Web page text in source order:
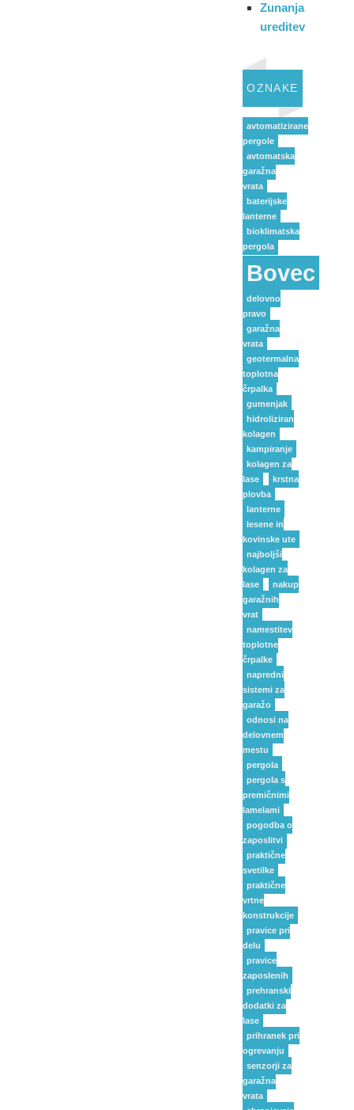
Zunanja
ureditev
OZNAKE
avtomatizirane
pergole
avtomatska
garažna
vrata
baterijske
lanterne
bioklimatska
pergola
Bovec
delovno
pravo
garažna
vrata
geotermalna
toplotna
črpalka
gumenjak
hidroliziran
kolagen
kampiranje
kolagen za
lase
krstna
plovba
lanterne
lesene in
kovinske ute
najboljši
kolagen za
lase
nakup
garažnih
vrat
namestitev
toplotne
črpalke
napredni
sistemi za
garažo
odnosi na
delovnem
mestu
pergola
pergola s
premičnimi
lamelami
pogodba o
zaposlitvi
praktične
svetilke
praktične
vrtne
konstrukcije
pravice pri
delu
pravice
zaposlenih
prehranski
dodatki za
lase
prihranek pri
ogrevanju
senzorji za
garažna
vrata